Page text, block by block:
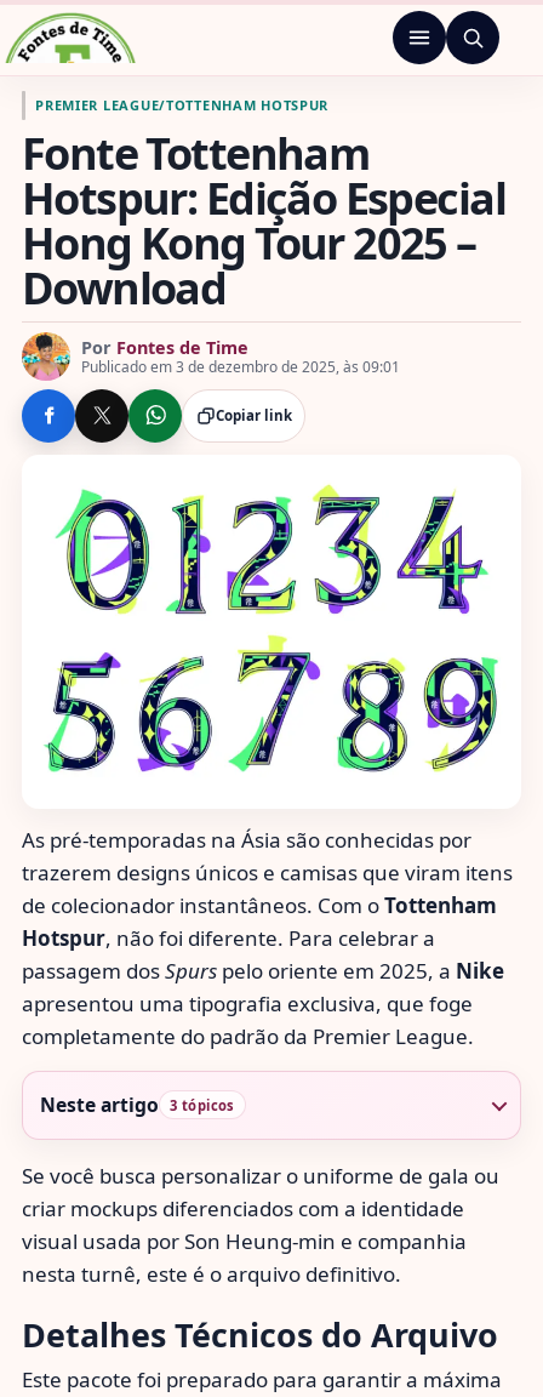
Pular para o conteúdo
Ir para a página inicial de Fontes de Time
Menu
PREMIER LEAGUE/TOTTENHAM HOTSPUR
Fonte Tottenham
Hotspur: Edição Especial
Hong Kong Tour 2025 –
Download
Por Fontes de Time
Publicado em 3 de dezembro de 2025, às 09:01
COMPARTILHE Copiar link
As pré-temporadas na Ásia são conhecidas por
trazerem designs únicos e camisas que viram itens
de colecionador instantâneos. Com oTottenham
Hotspur, não foi diferente. Para celebrar a
passagem dosSpurs pelo oriente em 2025, a Nike
apresentou uma tipografia exclusiva, que foge
completamente do padrão da Premier League.
Neste artigo 3 tópicos
Se você busca personalizar o uniforme de gala ou
criar mockups diferenciados com a identidade
visual usada por Son Heung-min e companhia
nesta turnê, este é o arquivo definitivo.
Detalhes Técnicos do Arquivo
Este pacote foi preparado para garantir a máxima